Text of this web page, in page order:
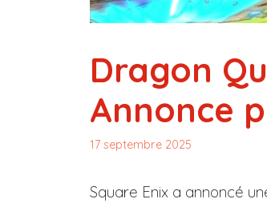
Dragon
Annonce
17 septembre 2025
Square Enix a annoncé